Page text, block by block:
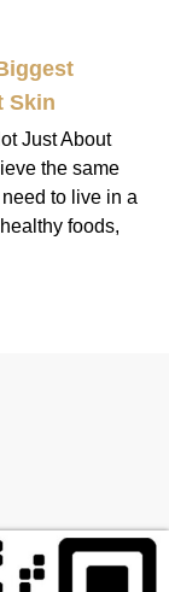
Skin
Just About
the same
to live in a
foods,